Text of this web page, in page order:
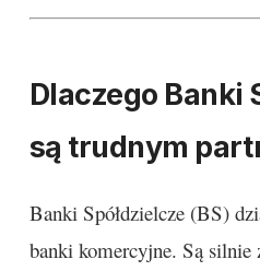
Dlaczego Banki
są trudnym
Banki Spółdzielcze (BS)
banki komercyjne. Są silnie